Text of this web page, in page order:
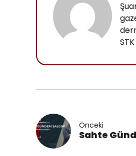
Önceki
Sahte